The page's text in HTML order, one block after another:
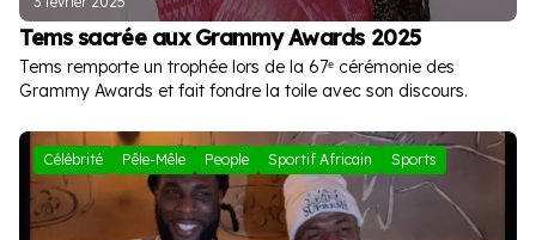
Tems sacrée aux Grammy Awards 2025
Tems remporte un trophée lors de la 67ᵉ cérémonie des
Grammy Awards et fait fondre la toile avec son discours.
Célébrité Pêle-Mêle People Sportif Africain Sports